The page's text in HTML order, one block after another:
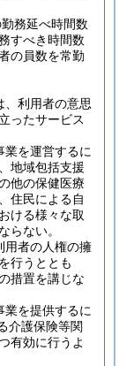
務延べ時間数
すべき時間数
の員数を常勤
、利用者の意思
ったサービス
を運営するに
地域包括支援
他の保健医療
住民による自
ける様々な取
らない。
用者の人権の擁
行うととも
措置を講じな
を提供するに
介護保険等関
有効に行うよ